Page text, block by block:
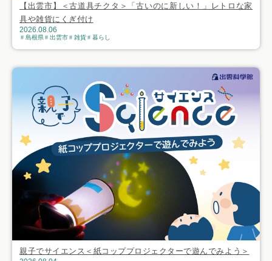
【出雲市】＜古道具チクタ＞「古いのに新しい！」レトロな家
具や雑貨にくぎ付け
2026.08.06
島根県 出雲市 雑貨 暮らし
親子でサイエンス＜紙コッププロジェクターで遊んでみよう＞